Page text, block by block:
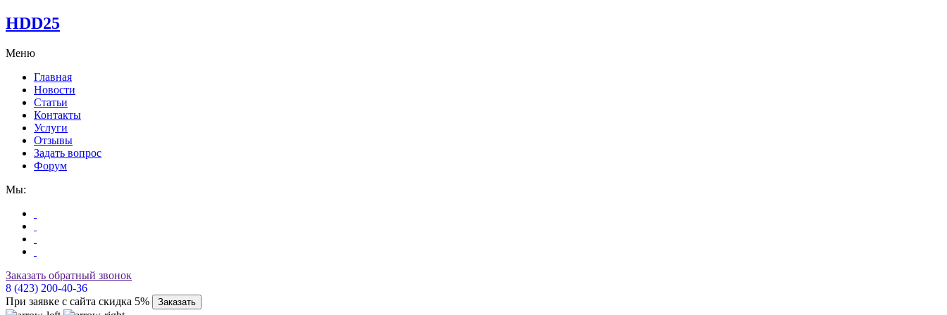
HDD25
Меню
Главная
Новости
Статьи
Контакты
Услуги
Отзывы
Задать вопрос
Форум
Мы:
Заказать обратный звонок
8 (423) 200-40-36
При заявке с сайта скидка 5%
Заказать